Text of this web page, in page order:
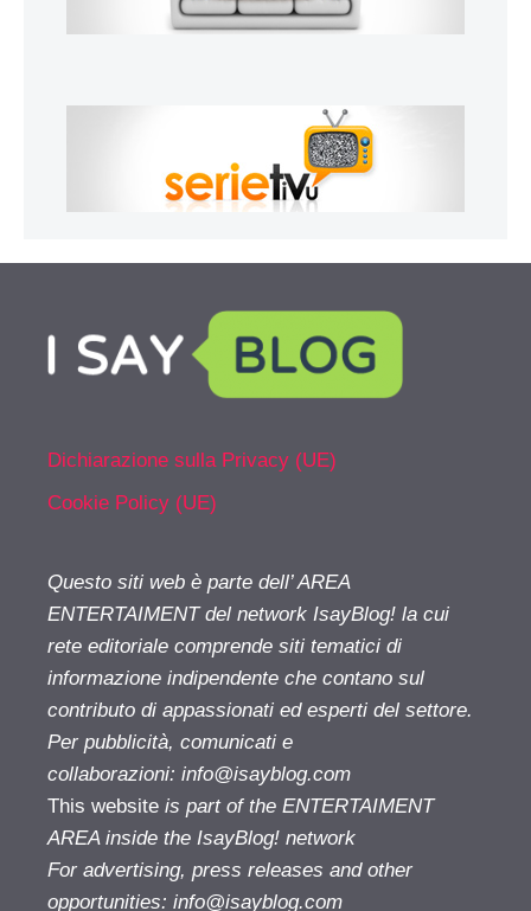
Dichiarazione sulla Privacy (UE)
Cookie Policy (UE)
Questo siti web è parte dell’ AREA
ENTERTAIMENT del network IsayBlog! la cui
rete editoriale comprende siti tematici di
informazione indipendente che contano sul
contributo di appassionati ed esperti del settore.
Per pubblicità, comunicati e
collaborazioni: info@isayblog.com
This website is part of the ENTERTAIMENT
AREA inside the IsayBlog! network
For advertising, press releases and other
opportunities: info@isayblog.com